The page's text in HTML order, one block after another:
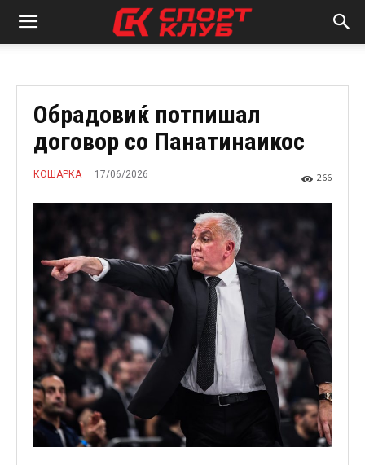
Обрадовиќ потпишал
договор со Панатинаикос
КОШАРКА 17/06/2026 266